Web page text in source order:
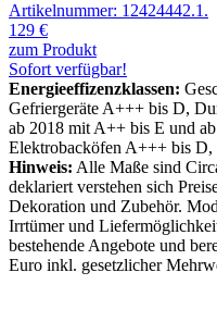
Artikelnummer: 12424442.1.
129 €
zum Produkt
Sofort verfügbar!
Energieeffizenzklassen:
Gefriergeräte A+++ bis D,
ab 2018 mit A++ bis E und
Elektrobacköfen A+++ bis
Hinweis: Alle Maße sind
deklariert verstehen sich
Dekoration und Zubehör.
Irrtümer und
bestehende Angebote und
Euro inkl. gesetzlicher